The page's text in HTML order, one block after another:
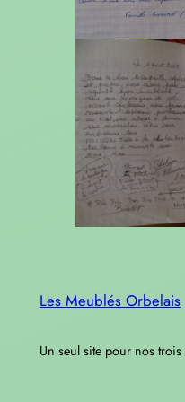
Les Meublés Orbelais
Un seul site pour nos